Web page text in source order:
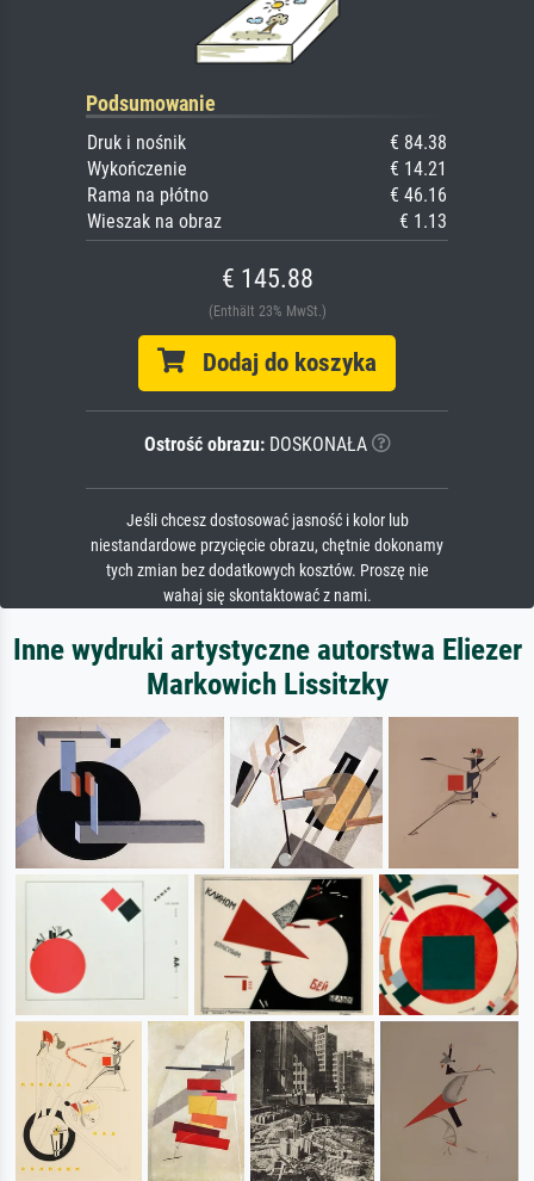
Podsumowanie
Druk i nośnik
€ 84.38
Wykończenie
€ 14.21
Rama na płótno
€ 46.16
Wieszak na obraz
€ 1.13
€ 145.88
(Enthält 23% MwSt.)
Dodaj do koszyka
Ostrość obrazu:DOSKONAŁA
Jeśli chcesz dostosować jasność i kolor lub
niestandardowe przycięcie obrazu, chętnie dokonamy
tych zmian bez dodatkowych kosztów. Proszę nie
wahaj się skontaktować z nami.
Inne wydruki artystyczne autorstwa Eliezer
Markowich Lissitzky